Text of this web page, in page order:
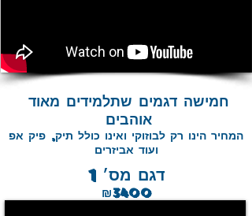
חמישה דגמים שתלמידים מאוד
אוהבים
המחיר הינו רק לבוזוקי ואינו כולל תיק, פיק אפ
ועוד אביזרים
דגם מס׳ 1
₪3400